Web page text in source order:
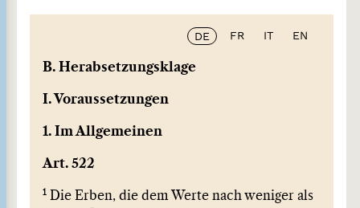
DE FR IT EN
B. Herabsetzungsklage
I. Voraussetzungen
1. Im Allgemeinen
Art. 522
1
Die Erben, die dem Werte nach weniger als